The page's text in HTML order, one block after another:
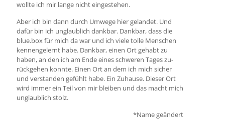
wollte ich mir lange nicht ein­ge­stehen.
Aber ich bin dann durch Um­wege hier ge­lan­det. Und
dafür bin ich un­glau­blich dank­bar. Dank­bar, dass die
blue.box für mich da war und ich viele tolle Men­schen
kennen­ge­lernt habe. Dankbar, einen Ort ge­habt zu
haben, an den ich am Ende eines schwer­en Tages zu­
rück­gehen konnte. Einen Ort an dem ich mich sicher
und ver­stan­den ge­fühlt habe. Ein Zu­hause. Dieser Ort
wird immer ein Teil von mir blei­ben und das macht mich
un­glau­blich stolz.
*Name geändert